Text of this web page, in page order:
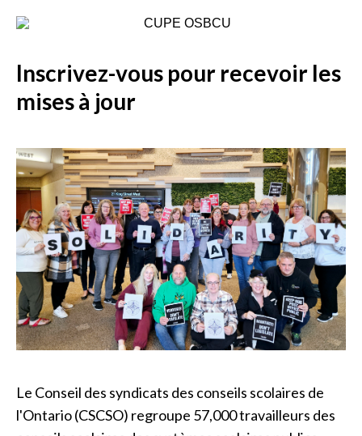
Inscrivez-vous pour recevoir les
mises à jour
Le Conseil des syndicats des conseils scolaires de
l'Ontario (CSCSO) regroupe 57,000 travailleurs des